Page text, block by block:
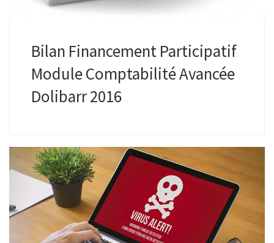
Bilan Financement Participatif
Module Comptabilité Avancée
Dolibarr 2016